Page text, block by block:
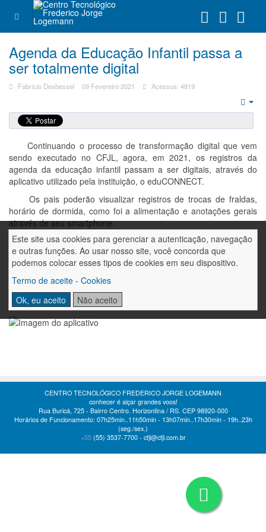
Este site usa cookies para gerenciar a autenticação, navegação
e outras funções. Ao usar nosso site, você concorda que
podemos colocar esses tipos de cookies em seu dispositivo.
Termo de aceite - Cookies
Ok, eu aceito
Não aceito
Agenda da Educação Infantil passa a
ser totalmente digital
Fabrício Desbessel 09 Fevereiro 2021 Acessos: 4819
Continuando o processo de transformação digital que vem
sendo executado no CFJL, agora, em 2021, os registros da
agenda da educação infantil passam a ser digitais, através do
aplicativo utilizado pela instituição, o eduCONNECT.
Os pais poderão visualizar registros de trocas de fraldas,
horário de dormida, como foi a alimentação e anotações gerais
através de seu smartphone.
Durante as reuniões com os pais será demonstrado como
acessar esses registros e ainda outras funcionalidades do
aplicativo eduCONNECT como pagamento de mensalidades via
cartão de crédito.
É o CFJL em constante transformação digital!
CENTRO TECNOLÓGICO FREDERICO JORGE LOGEMANN
conhecer é alçar grandes voos!
Rua Buricá, 725 - Bairro Centro. Horizontina / RS. CEP 98920-000
Horários de Funcionamento: 07h25min..11h50min - 13h07min..17h30min - 19h..23h
(seg./sex.)
+55 (55) 3537-7700 - cfjl@cfjl.com.br